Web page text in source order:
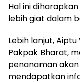
Hal ini
lebih giat dalam
Lebih lanjut, Aiptu
Pakpak Bharat,
penanaman
mendapatkan